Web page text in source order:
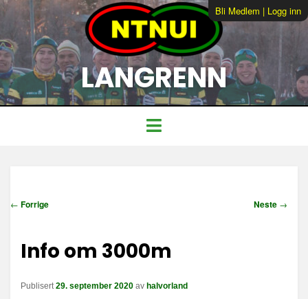
LANGRENN
Bli Medlem | Logg inn
I← Forrige Neste →
Info om 3000m
Publisert29. september 2020 av halvorland